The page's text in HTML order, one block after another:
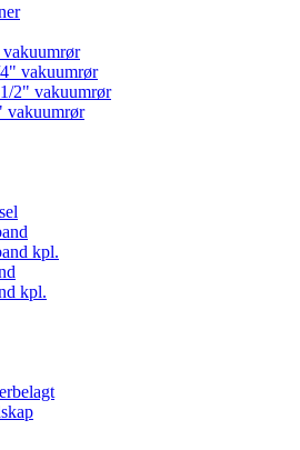
vakuumrør
2" vakuumrør
vakuumrør
kpl.
kpl.